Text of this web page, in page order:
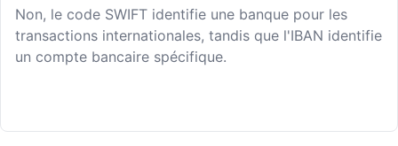
Non, le code SWIFT identifie une banque pour les
transactions internationales, tandis que l'IBAN identifie
un compte bancaire spécifique.